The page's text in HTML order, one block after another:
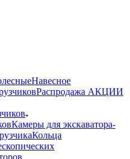
Навесное
Распродажа АКЦИИ
Камеры для экскаватора-
Кольца